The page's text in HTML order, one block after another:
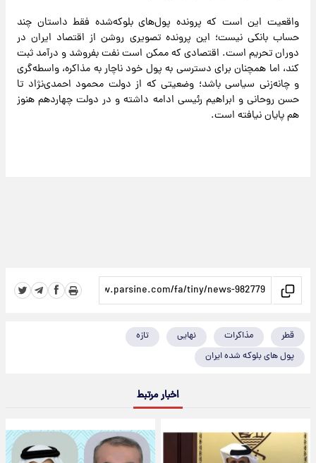
واقعیت این است که پرونده پول‌های بلوکه‌شده فقط داستان چند
حساب بانکی نیست؛ این پرونده تصویری روشن از اقتصاد ایران در
دوران تحریم است. اقتصادی که ممکن است نفت بفروشد و درآمد ثبت
کند، اما همچنان برای دسترسی به پول خود ناچار به مذاکره، واسطه‌گری
و چانه‌زنی سیاسی باشد؛ وضعیتی که از دولت محمود احمدی‌نژاد تا
حسن روحانی و ابراهیم رئیسی ادامه داشته و در دولت چهاردهم هنوز
هم پایان نیافته است.
قطر مذاکرات نهایی
تازه
پول های بلوکه شده ایران
اخبار مرتبط